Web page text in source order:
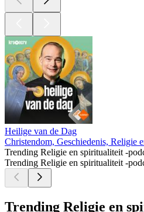
Heilige van de Dag
Christendom, Geschiedenis, Religie
Trending Religie en spiritualiteit -
Trending Religie en spiritualiteit -
Trending Religie en